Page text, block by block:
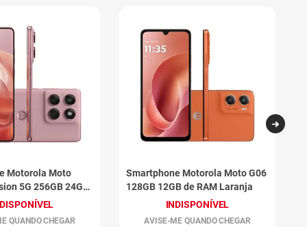
Motorola Moto
5G 256GB 24GB
QUANDO CHEGAR
Smartphone Motorola Moto G06
128GB 12GB de RAM Laranja
INDISPONÍVEL
AVISE-ME QUANDO CHEGAR